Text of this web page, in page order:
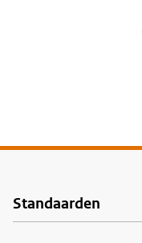
Voet
Standaarden